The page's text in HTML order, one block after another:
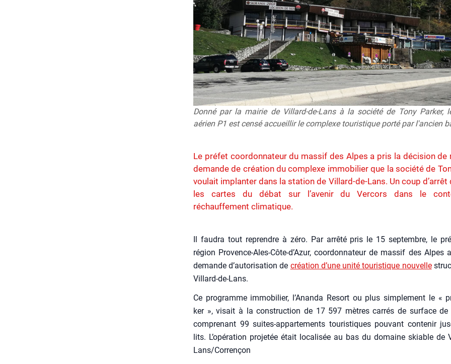
Donné par la mairie de Villard-de-Lans à la société de Tony Parker,
aérien P1 est censé accueillir le complexe touristique porté par l'ancien
Le préfet coordonnateur du massif des Alpes a pris la décision de
demande de création du complexe immobilier que la société de
voulait implanter dans la station de Villard-de-Lans. Un coup d’arrêt
les cartes du débat sur l’avenir du Vercors dans le
réchauffement climatique.
Il fau­dra tout reprendre à zéro. Par arrê­té pris le 15 sep­tembre, le
région Provence-Ales-Côte‑d’Azur, coor­don­na­teur de mas­sif des Alpes
demande d’autorisation de créa­tion d’une uni­té tou­ris­tique nou­velle
Vil­lard-de-Lans.
Ce pro­gramme immo­bi­lier, l’Ananda Resort ou plus sim­ple­ment le «
ker », visait à la construc­tion de 17 597 mètres car­rés de sur­face de
com­pre­nant 99 suites-appar­te­ments tou­ris­tiques pou­vant conte­nir
lits. L’opération pro­je­tée était loca­li­sée au bas du domaine skiable de
Lans/­Cor­ren­çon